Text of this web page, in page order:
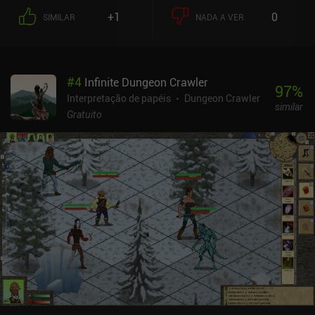
SIMILAR +1 NADA A VER 0
#4 Infinite Dungeon Crawler
Interpretação de papéis
Dungeon Crawler
Gratuito
97%
similar